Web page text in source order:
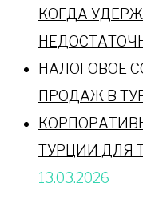
КОГДА
НАЛОГОВОЕ
ПРОДАЖ В
ТУРЦИИ ДЛЯ
13.03.2026